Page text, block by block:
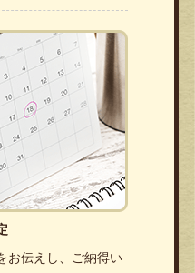
お伝えし、ご納得い